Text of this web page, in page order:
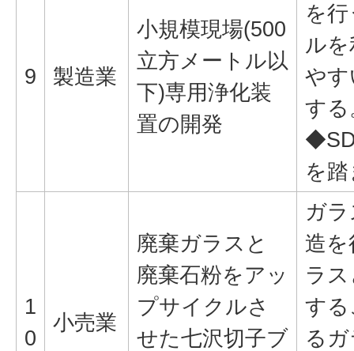
9 製造業
小規模現場(500
立方メートル以
下)専用浄化装
置の開発
を
ル
やす
する
を
1
0
小売業
廃棄ガラスと
廃棄石粉をアッ
プサイクルさ
せた七沢切子ブ
ガ
造
ラ
する
る